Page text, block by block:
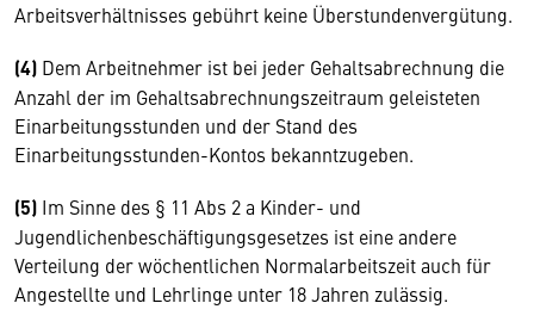
Arbeitsverhältnisses gebührt keine Überstundenvergütung.
(4) Dem Arbeitnehmer ist bei jeder Gehaltsabrechnung die
Anzahl der im Gehaltsabrechnungszeitraum geleisteten
Einarbeitungsstunden und der Stand des
Einarbeitungsstunden-Kontos bekanntzugeben.
(5) Im Sinne des § 11 Abs 2 a Kinder- und
Jugendlichenbeschäftigungsgesetzes ist eine andere
Verteilung der wöchentlichen Normalarbeitszeit auch für
Angestellte und Lehrlinge unter 18 Jahren zulässig.